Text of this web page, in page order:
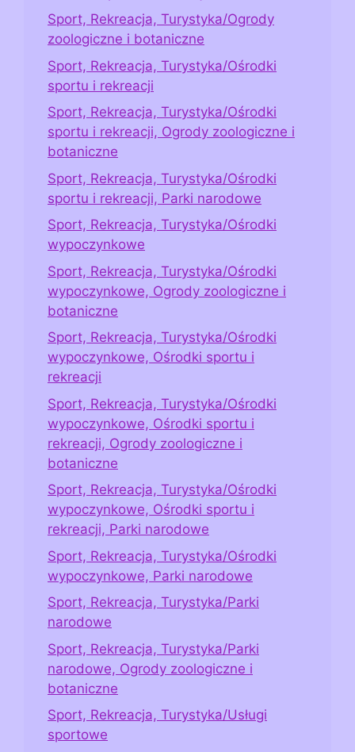
Sport, Rekreacja, Turystyka/Ogrody
zoologiczne i botaniczne
Sport, Rekreacja, Turystyka/Ośrodki
sportu i rekreacji
Sport, Rekreacja, Turystyka/Ośrodki
sportu i rekreacji, Ogrody zoologiczne i
botaniczne
Sport, Rekreacja, Turystyka/Ośrodki
sportu i rekreacji, Parki narodowe
Sport, Rekreacja, Turystyka/Ośrodki
wypoczynkowe
Sport, Rekreacja, Turystyka/Ośrodki
wypoczynkowe, Ogrody zoologiczne i
botaniczne
Sport, Rekreacja, Turystyka/Ośrodki
wypoczynkowe, Ośrodki sportu i
rekreacji
Sport, Rekreacja, Turystyka/Ośrodki
wypoczynkowe, Ośrodki sportu i
rekreacji, Ogrody zoologiczne i
botaniczne
Sport, Rekreacja, Turystyka/Ośrodki
wypoczynkowe, Ośrodki sportu i
rekreacji, Parki narodowe
Sport, Rekreacja, Turystyka/Ośrodki
wypoczynkowe, Parki narodowe
Sport, Rekreacja, Turystyka/Parki
narodowe
Sport, Rekreacja, Turystyka/Parki
narodowe, Ogrody zoologiczne i
botaniczne
Sport, Rekreacja, Turystyka/Usługi
sportowe